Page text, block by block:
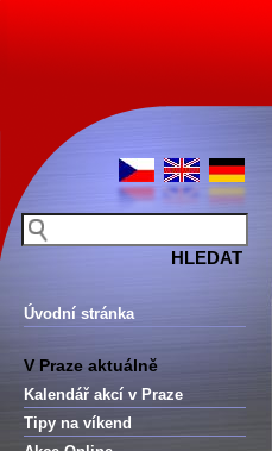
Úvodní stránka
V Praze aktuálně
Kalendář akcí v Praze
Tipy na víkend